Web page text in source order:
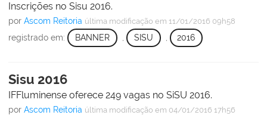
Inscrições no Sisu 2016.
por Ascom Reitoria última modificação em 11/01/2016 09h58
registrado em: BANNER , SISU , 2016
Sisu 2016
IFFluminense oferece 249 vagas no SiSU 2016.
por Ascom Reitoria última modificação em 04/01/2016 17h56